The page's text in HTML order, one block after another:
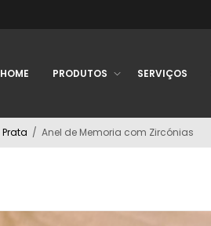
HOME PRODUTOS SERVIÇOS
Prata / Anel de Memoria com Zircónias